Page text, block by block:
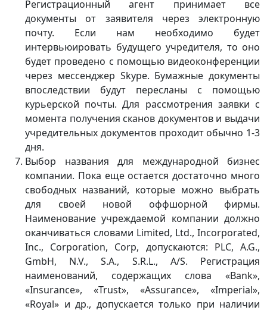
Регистрационный агент принимает все
документы от заявителя через электронную
почту. Если нам необходимо будет
интервьюировать будущего учредителя, то оно
будет проведено с помощью видеоконференции
через мессенджер Skype. Бумажные документы
впоследствии будут пересланы с помощью
курьерской почты. Для рассмотрения заявки с
момента получения сканов документов и выдачи
учредительных документов проходит обычно 1-3
дня.
Выбор названия для международной бизнес
компании. Пока еще остается достаточно много
свободных названий, которые можно выбрать
для своей новой оффшорной фирмы.
Наименование учреждаемой компании должно
оканчиваться словами Limited, Ltd., Incorporated,
Inc., Corporation, Corp, допускаются: PLC, A.G.,
GmbH, N.V., S.A., S.R.L., A/S. Регистрация
наименований, содержащих слова «Bank»,
«Insurance», «Trust», «Assurance», «Imperial»,
«Royal» и др., допускается только при наличии